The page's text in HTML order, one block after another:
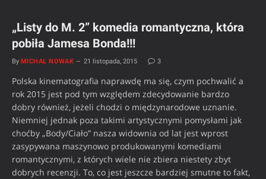
„Listy do M. 2” komedia romantyczna, która
pobiła Jamesa Bonda!!!
By MICHAŁ NOWAK 21 listopada, 2015 3
Polska kinematografia naprawdę ma się, czym pochwalić a
rok 2015 jest pod tym względem zdecydowanie bardzo
dobry również, jeżeli chodzi o międzynarodowe uznanie.
Niemniej jednak poza takimi artystycznymi pomysłami jak
choćby „Body/Ciało” nasza widownia od lat jest wprost
zasypywana maszynowo produkowanymi komediami
romantycznymi, z których wiele nie zbiera niestety zbyt
dobrych recenzji. To, co jest jeszcze bardziej smutne to fakt,